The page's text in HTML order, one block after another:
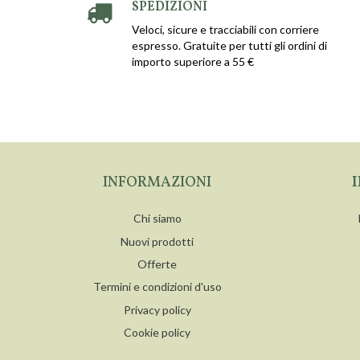
SPEDIZIONI
Veloci, sicure e tracciabili con corriere
espresso. Gratuite per tutti gli ordini di
importo superiore a 55 €
INFORMAZIONI
Chi siamo
Nuovi prodotti
Offerte
Termini e condizioni d'uso
Privacy policy
Cookie policy